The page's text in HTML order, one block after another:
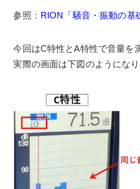
参照： RION「騒音・振動の基
今回はC特性とA特性で音量を
実際の画面は下図のようになり